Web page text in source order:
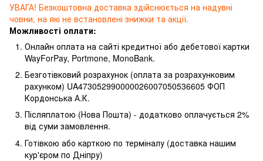
УВАГА! Безкоштовна доставка здійснюється на надувні
човни, на які не встановлені знижки та акції.
Можливості оплати:
Онлайн оплата на сайті кредитної або дебетової картки
WayForPay, Portmone, MonoBank.
Безготівковий розрахунок (оплата за розрахунковим
рахунком) UA473052990000026007050536605 ФОП
Кордонська А.К.
Післяплатою (Нова Пошта) - додатково оплачується 2%
від суми замовлення.
Готівкою або карткою по терміналу (доставка нашим
кур'єром по Дніпру)